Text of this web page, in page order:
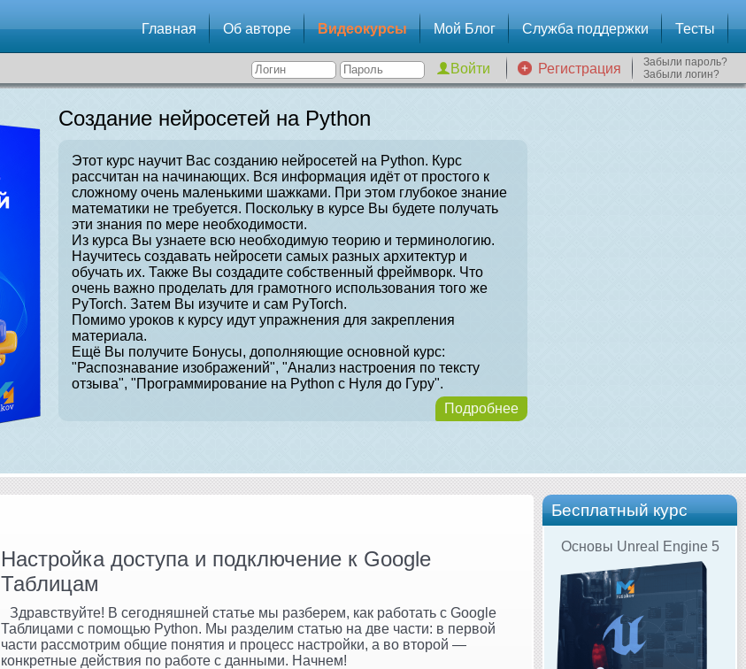
Главная Об авторе Видеокурсы Мой Блог Служба поддержки Тесты
Регистрация
Забыли пароль?
Забыли логин?
Создание нейросетей на Python
Этот курс научит Вас созданию нейросетей на Python. Курс
рассчитан на начинающих. Вся информация идёт от простого к
сложному очень маленькими шажками. При этом глубокое знание
математики не требуется. Поскольку в курсе Вы будете получать
эти знания по мере необходимости.
Из курса Вы узнаете всю необходимую теорию и терминологию.
Научитесь создавать нейросети самых разных архитектур и
обучать их. Также Вы создадите собственный фреймворк. Что
очень важно проделать для грамотного использования того же
PyTorch. Затем Вы изучите и сам PyTorch.
Помимо уроков к курсу идут упражнения для закрепления
материала.
Ещё Вы получите Бонусы, дополняющие основной курс:
"Распознавание изображений", "Анализ настроения по тексту
отзыва", "Программирование на Python с Нуля до Гуру".
Подробнее
Бесплатный курс
Основы Unreal Engine 5
Настройка доступа и подключение к Google
Таблицам
Здравствуйте! В сегодняшней статье мы разберем, как работать с Google
Таблицами с помощью Python. Мы разделим статью на две части: в первой
части рассмотрим общие понятия и процесс настройки, а во второй —
конкретные действия по работе с данными. Начнем!